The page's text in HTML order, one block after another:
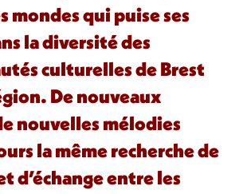
mondes qui puise ses
la diversité des
culturelles de Brest
De nouveaux
nouvelles mélodies
la même recherche de
d’échange entre les